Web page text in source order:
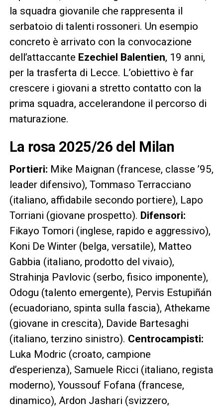
la squadra giovanile che rappresenta il
serbatoio di talenti rossoneri. Un esempio
concreto è arrivato con la convocazione
dell’attaccante Ezechiel Balentien, 19 anni,
per la trasferta di Lecce. L’obiettivo è far
crescere i giovani a stretto contatto con la
prima squadra, accelerandone il percorso di
maturazione.
La rosa 2025/26 del Milan
Portieri: Mike Maignan (francese, classe ’95,
leader difensivo), Tommaso Terracciano
(italiano, affidabile secondo portiere), Lapo
Torriani (giovane prospetto). Difensori:
Fikayo Tomori (inglese, rapido e aggressivo),
Koni De Winter (belga, versatile), Matteo
Gabbia (italiano, prodotto del vivaio),
Strahinja Pavlovic (serbo, fisico imponente),
Odogu (talento emergente), Pervis Estupiñán
(ecuadoriano, spinta sulla fascia), Athekame
(giovane in crescita), Davide Bartesaghi
(italiano, terzino sinistro). Centrocampisti:
Luka Modric (croato, campione
d’esperienza), Samuele Ricci (italiano, regista
moderno), Youssouf Fofana (francese,
dinamico), Ardon Jashari (svizzero,